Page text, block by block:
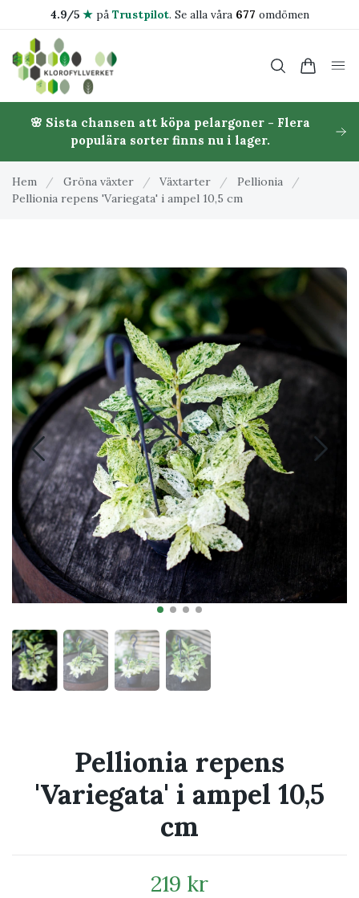
4.9/5 ★på Trustpilot. Se alla våra 677 omdömen
🌸 Sista chansen att köpa pelargoner - Flera
populära sorter finns nu i lager.
Hem / Gröna växter / Växtarter / Pellionia
/
Pellionia repens 'Variegata' i ampel 10,5 cm
Pellionia repens
'Variegata' i ampel 10,5
cm
219 kr